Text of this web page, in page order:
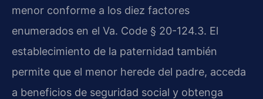
menor conforme a los diez factores
enumerados en el Va. Code § 20-124.3. El
establecimiento de la paternidad también
permite que el menor herede del padre, acceda
a beneficios de seguridad social y obtenga